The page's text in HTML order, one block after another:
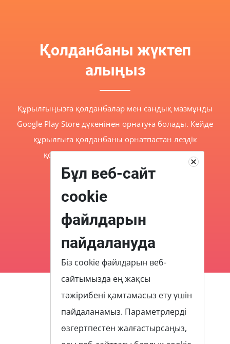
Қолданбаны жүктеп
алыңыз
Құрылғыңызға қолданбалар мен сандық мазмұнды
Google Play Store дүкенінен орнатуға болады. Кейде
құрылғыға қолданбаны орнатпастан лездік
қолданбаларды пайдалануға болады.
Google Play
Құпиялылық саясаты
Шарттар мен шарттар
Бұл веб-сайт
cookie
файлдарын
пайдалануда
Біз cookie файлдарын веб-
сайтымызда ең жақсы
тәжірибені қамтамасыз ету үшін
пайдаланамыз. Параметрлерді
өзгертпестен жалғастырсаңыз,